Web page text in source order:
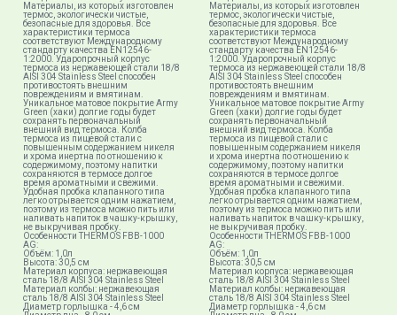
Материалы, из которых изготовлен
термос, экологически чистые,
безопасные для здоровья. Все
характеристики термоса
соответствуют Международному
стандарту качества EN12546-
1:2000. Ударопрочный корпус
термоса из нержавеющей стали 18/8
AISI 304 Stainless Steel способен
противостоять внешним
повреждениям и вмятинам.
Уникальное матовое покрытие Army
Green (хаки) долгие годы будет
сохранять первоначальный
внешний вид термоса. Колба
термоса из пищевой стали с
повышенным содержанием никеля
и хрома инертна по отношению к
содержимому, поэтому напитки
сохраняются в термосе долгое
время ароматными и свежими.
Удобная пробка клапанного типа
легко отрывается одним нажатием,
поэтому из термоса можно пить или
наливать напиток в чашку-крышку,
не выкручивая пробку.
Особенности THERMOS FBB-1000
AG:
Объём: 1,0л
Высота: 30,5 см
Материал корпуса: нержавеющая
сталь 18/8 AISI 304 Stainless Steel
Материал колбы: нержавеющая
сталь 18/8 AISI 304 Stainless Steel
Диаметр горлышка - 4,6 см
Материалы, из которых изготовлен
термос, экологически чистые,
безопасные для здоровья. Все
характеристики термоса
соответствуют Международному
стандарту качества EN12546-
1:2000. Ударопрочный корпус
термоса из нержавеющей стали 18/8
AISI 304 Stainless Steel способен
противостоять внешним
повреждениям и вмятинам.
Уникальное матовое покрытие Army
Green (хаки) долгие годы будет
сохранять первоначальный
внешний вид термоса. Колба
термоса из пищевой стали с
повышенным содержанием никеля
и хрома инертна по отношению к
содержимому, поэтому напитки
сохраняются в термосе долгое
время ароматными и свежими.
Удобная пробка клапанного типа
легко отрывается одним нажатием,
поэтому из термоса можно пить или
наливать напиток в чашку-крышку,
не выкручивая пробку.
Особенности THERMOS FBB-1000
AG:
Объём: 1,0л
Высота: 30,5 см
Материал корпуса: нержавеющая
сталь 18/8 AISI 304 Stainless Steel
Материал колбы: нержавеющая
сталь 18/8 AISI 304 Stainless Steel
Диаметр горлышка - 4,6 см